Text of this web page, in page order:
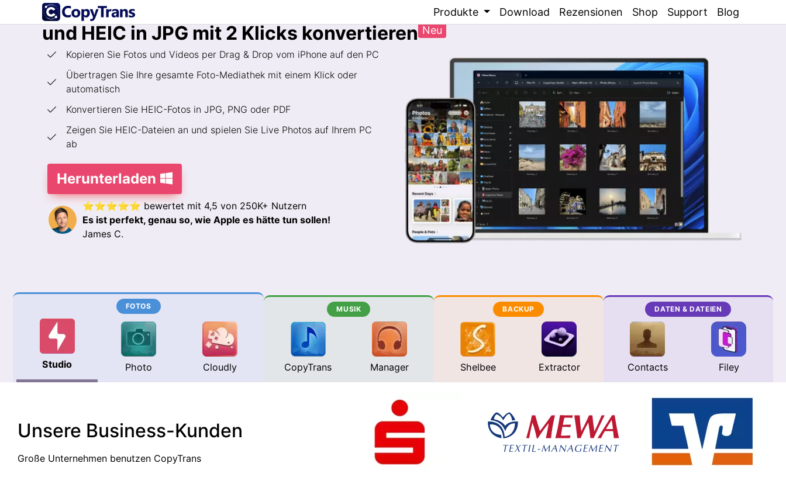
Produkte Download Rezensionen Shop Support Blog
Fotos vom iPhone auf PC kopieren
und HEIC in JPG mit 2 Klicks konvertieren Neu
Kopieren Sie Fotos und Videos per Drag & Drop vom iPhone auf den PC
Übertragen Sie Ihre gesamte Foto-Mediathek mit einem Klick oder
automatisch
Konvertieren Sie HEIC-Fotos in JPG, PNG oder PDF
Zeigen Sie HEIC-Dateien an und spielen Sie Live Photos auf Ihrem PC
ab
Herunterladen
⭐⭐⭐⭐⭐ bewertet mit 4,5 von 250K+ Nutzern
Es ist perfekt, genau so, wie Apple es hätte tun sollen!
James C.
FOTOS
Studio Photo Cloudly
MUSIK
CopyTrans Manager
BACKUP
Shelbee Extractor
DATEN & DATEIEN
Contacts Filey
Unsere Business-Kunden
Große Unternehmen benutzen CopyTrans